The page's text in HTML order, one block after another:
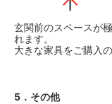
玄関前のスペースが
れます。
大きな家具をご購入
5．その他